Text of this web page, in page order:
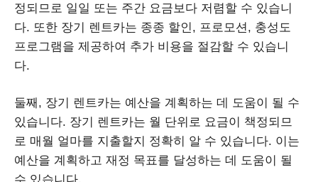
정되므로 일일 또는 주간 요금보다 저렴할 수 있습니
다. 또한 장기 렌트카는 종종 할인, 프로모션, 충성도
프로그램을 제공하여 추가 비용을 절감할 수 있습니
다.
둘째, 장기 렌트카는 예산을 계획하는 데 도움이 될 수
있습니다. 장기 렌트카는 월 단위로 요금이 책정되므
로 매월 얼마를 지출할지 정확히 알 수 있습니다. 이는
예산을 계획하고 재정 목표를 달성하는 데 도움이 될